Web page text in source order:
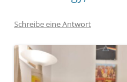
Schreibe eine Antwort